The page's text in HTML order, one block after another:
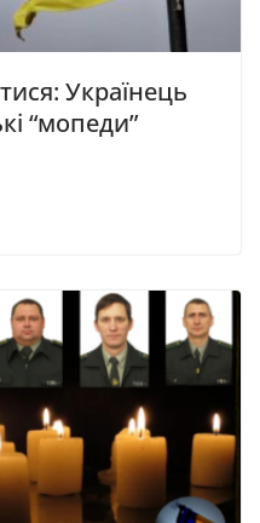
Українець
“мопеди”